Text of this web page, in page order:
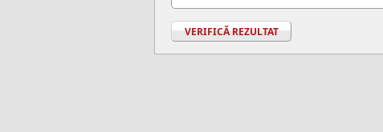
VERIFICĂ REZULTAT